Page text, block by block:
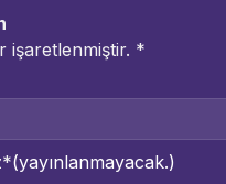
işaretlenmiştir. *
(yayınlanmayacak.)